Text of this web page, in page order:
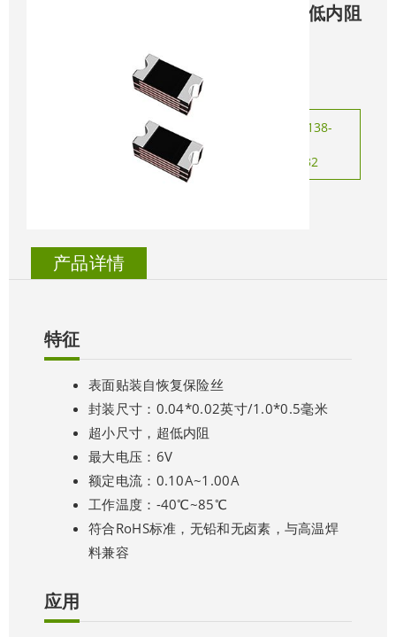
0402SL系列低内阻
咨询热线：138-
0755-28704432
产品详情
特征
表面贴装自恢复保险丝
封装尺寸：0.04*0.02英寸/1.0*0.5毫米
超小尺寸，超低内阻
最大电压：6V
额定电流：0.10A~1.00A
工作温度：-40℃~85℃
符合RoHS标准，无铅和无卤素，与高温焊
料兼容
应用